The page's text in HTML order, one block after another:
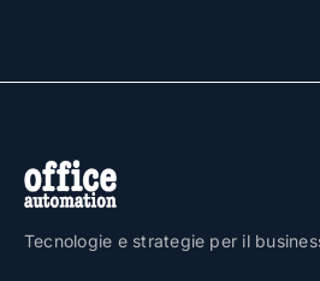
Tecnologie e strategie per il